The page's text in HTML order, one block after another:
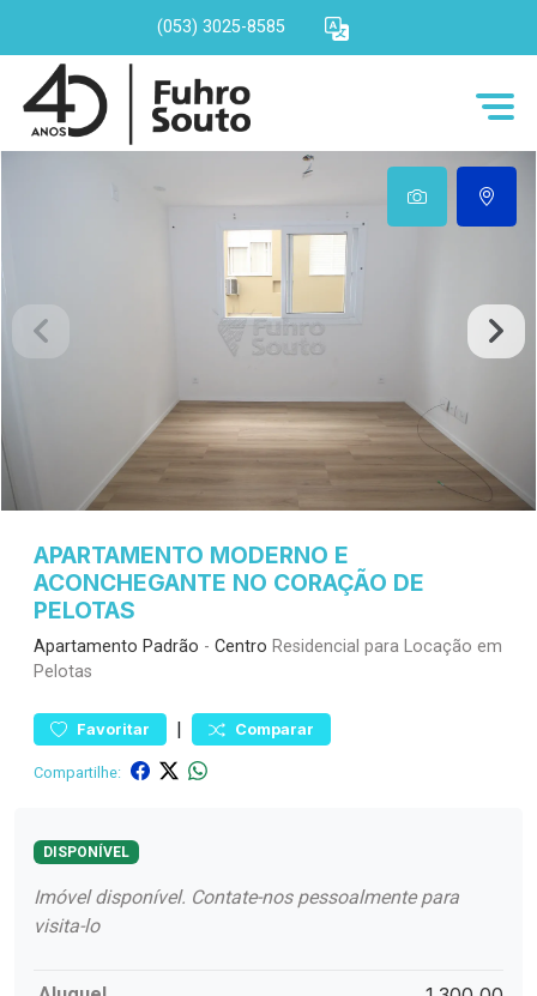
(053) 3025-8585
APARTAMENTO MODERNO E
ACONCHEGANTE NO CORAÇÃO DE
PELOTAS
Apartamento Padrão - Centro Residencial para Locação em
Pelotas
Favoritar | Comparar
Compartilhe:
DISPONÍVEL
Imóvel disponível. Contate-nos pessoalmente para
visita-lo